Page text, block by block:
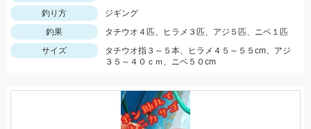
釣り方
ジギング
釣果
タチウオ４匹、ヒラメ３匹、アジ５匹、ニベ１匹
サイズ
タチウオ指３～５本、ヒラメ４５～５５cm、アジ
３５～４０ｃｍ、ニベ５０cm